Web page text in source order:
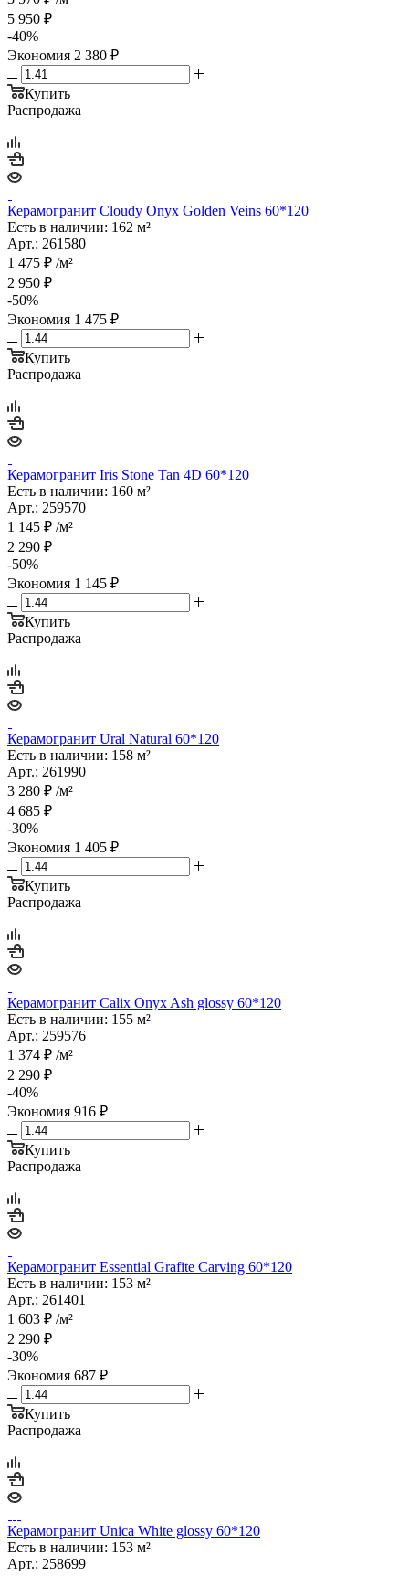
5 950 ₽
-40%
Экономия 2 380 ₽
Купить
Распродажа
Керамогранит Cloudy Onyx Golden Veins 60*120
Есть в наличии: 162 м²
Арт.: 261580
1 475 ₽ /м²
2 950 ₽
-50%
Экономия 1 475 ₽
Купить
Распродажа
Керамогранит Iris Stone Tan 4D 60*120
Есть в наличии: 160 м²
Арт.: 259570
1 145 ₽ /м²
2 290 ₽
-50%
Экономия 1 145 ₽
Купить
Распродажа
Керамогранит Ural Natural 60*120
Есть в наличии: 158 м²
Арт.: 261990
3 280 ₽ /м²
4 685 ₽
-30%
Экономия 1 405 ₽
Купить
Распродажа
Керамогранит Calix Onyx Ash glossy 60*120
Есть в наличии: 155 м²
Арт.: 259576
1 374 ₽ /м²
2 290 ₽
-40%
Экономия 916 ₽
Купить
Распродажа
Керамогранит Essential Grafite Carving 60*120
Есть в наличии: 153 м²
Арт.: 261401
1 603 ₽ /м²
2 290 ₽
-30%
Экономия 687 ₽
Купить
Распродажа
Керамогранит Unica White glossy 60*120
Есть в наличии: 153 м²
Арт.: 258699